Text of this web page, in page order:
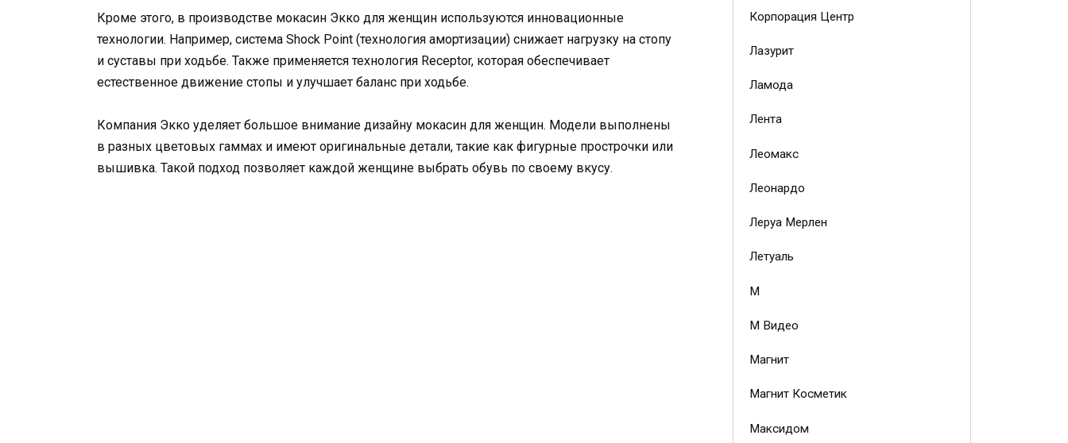
Кроме этого, в производстве мокасин Экко для женщин используются инновационные
технологии. Например, система Shock Point (технология амортизации) снижает нагрузку на стопу
и суставы при ходьбе. Также применяется технология Receptor, которая обеспечивает
естественное движение стопы и улучшает баланс при ходьбе.
Компания Экко уделяет большое внимание дизайну мокасин для женщин. Модели выполнены
в разных цветовых гаммах и имеют оригинальные детали, такие как фигурные прострочки или
вышивка. Такой подход позволяет каждой женщине выбрать обувь по своему вкусу.
Корпорация Центр
Лазурит
Ламода
Лента
Леомакс
Леонардо
Леруа Мерлен
Летуаль
М
М Видео
Магнит
Магнит Косметик
Максидом